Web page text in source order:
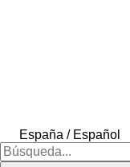
España / Español